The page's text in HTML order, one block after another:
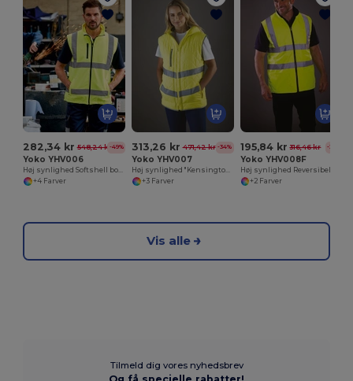
282,34 kr 548,24 kr-49%
Yoko YHV006
+4 Farver
313,26 kr 471,42 kr -34%
Yoko YHV007
+3 Farver
195,84 kr 316,46 kr -38%
Yoko YHV008F
+2 Farver
Vis alle
Tilmeld dig vores nyhedsbrev